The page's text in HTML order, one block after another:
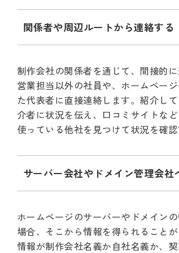
関係者や周辺ルートから連絡する
制作会社の関係者を通じて、間接的に
営業担当以外の社員や、ホームペー
た代表者に直接連絡します。紹介し
介者に状況を伝え、口コミサイトな
使っている他社を見つけて状況を確認
サーバー会社やドメイン管理会社
ホームページのサーバーやドメイン
場合、そこから情報を得られること
情報が制作会社名義か自社名義か、